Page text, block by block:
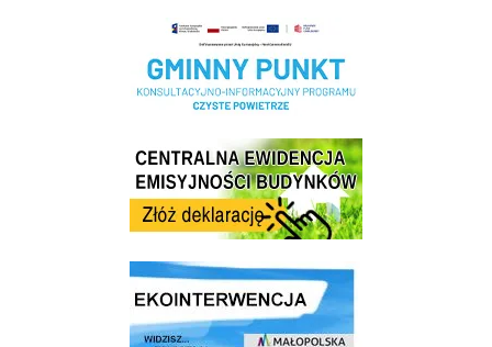
Realizacja Programu Czyste Powietrze w Gminie Wieliczka
Centrala Ewidencja Emisyjności Budynków - złóż deklarację
link do strony ekointerwencja dot.- powietrza